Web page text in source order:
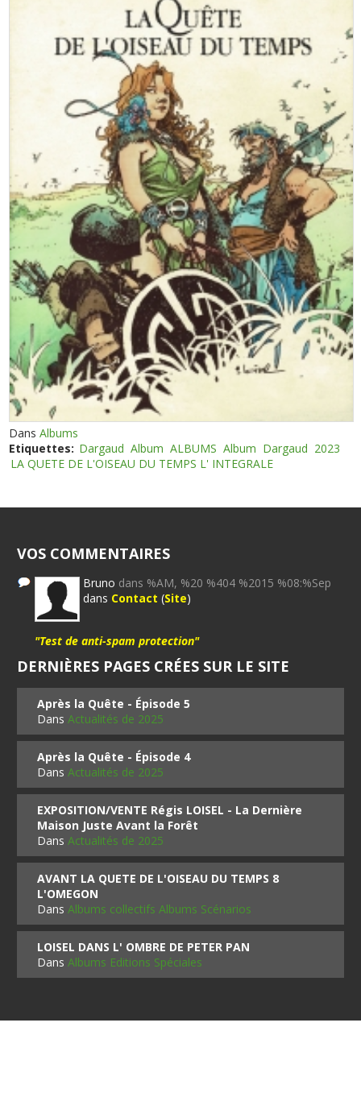
DansAlbums
Etiquettes: Dargaud Album ALBUMS Album Dargaud 2023
LA QUETE DE L'OISEAU DU TEMPS L' INTEGRALE
VOS COMMENTAIRES
Bruno dans %AM, %20 %404 %2015 %08:%Sep
dans Contact (Site)
"Test de anti-spam protection"
DERNIÈRES PAGES CRÉES SUR LE SITE
Après la Quête - Épisode 5
DansActualités de 2025
Après la Quête - Épisode 4
DansActualités de 2025
EXPOSITION/VENTE Régis LOISEL - La Dernière
Maison Juste Avant la Forêt
DansActualités de 2025
AVANT LA QUETE DE L'OISEAU DU TEMPS 8
L'OMEGON
DansAlbums collectifs Albums Scénarios
LOISEL DANS L' OMBRE DE PETER PAN
DansAlbums Editions Spéciales